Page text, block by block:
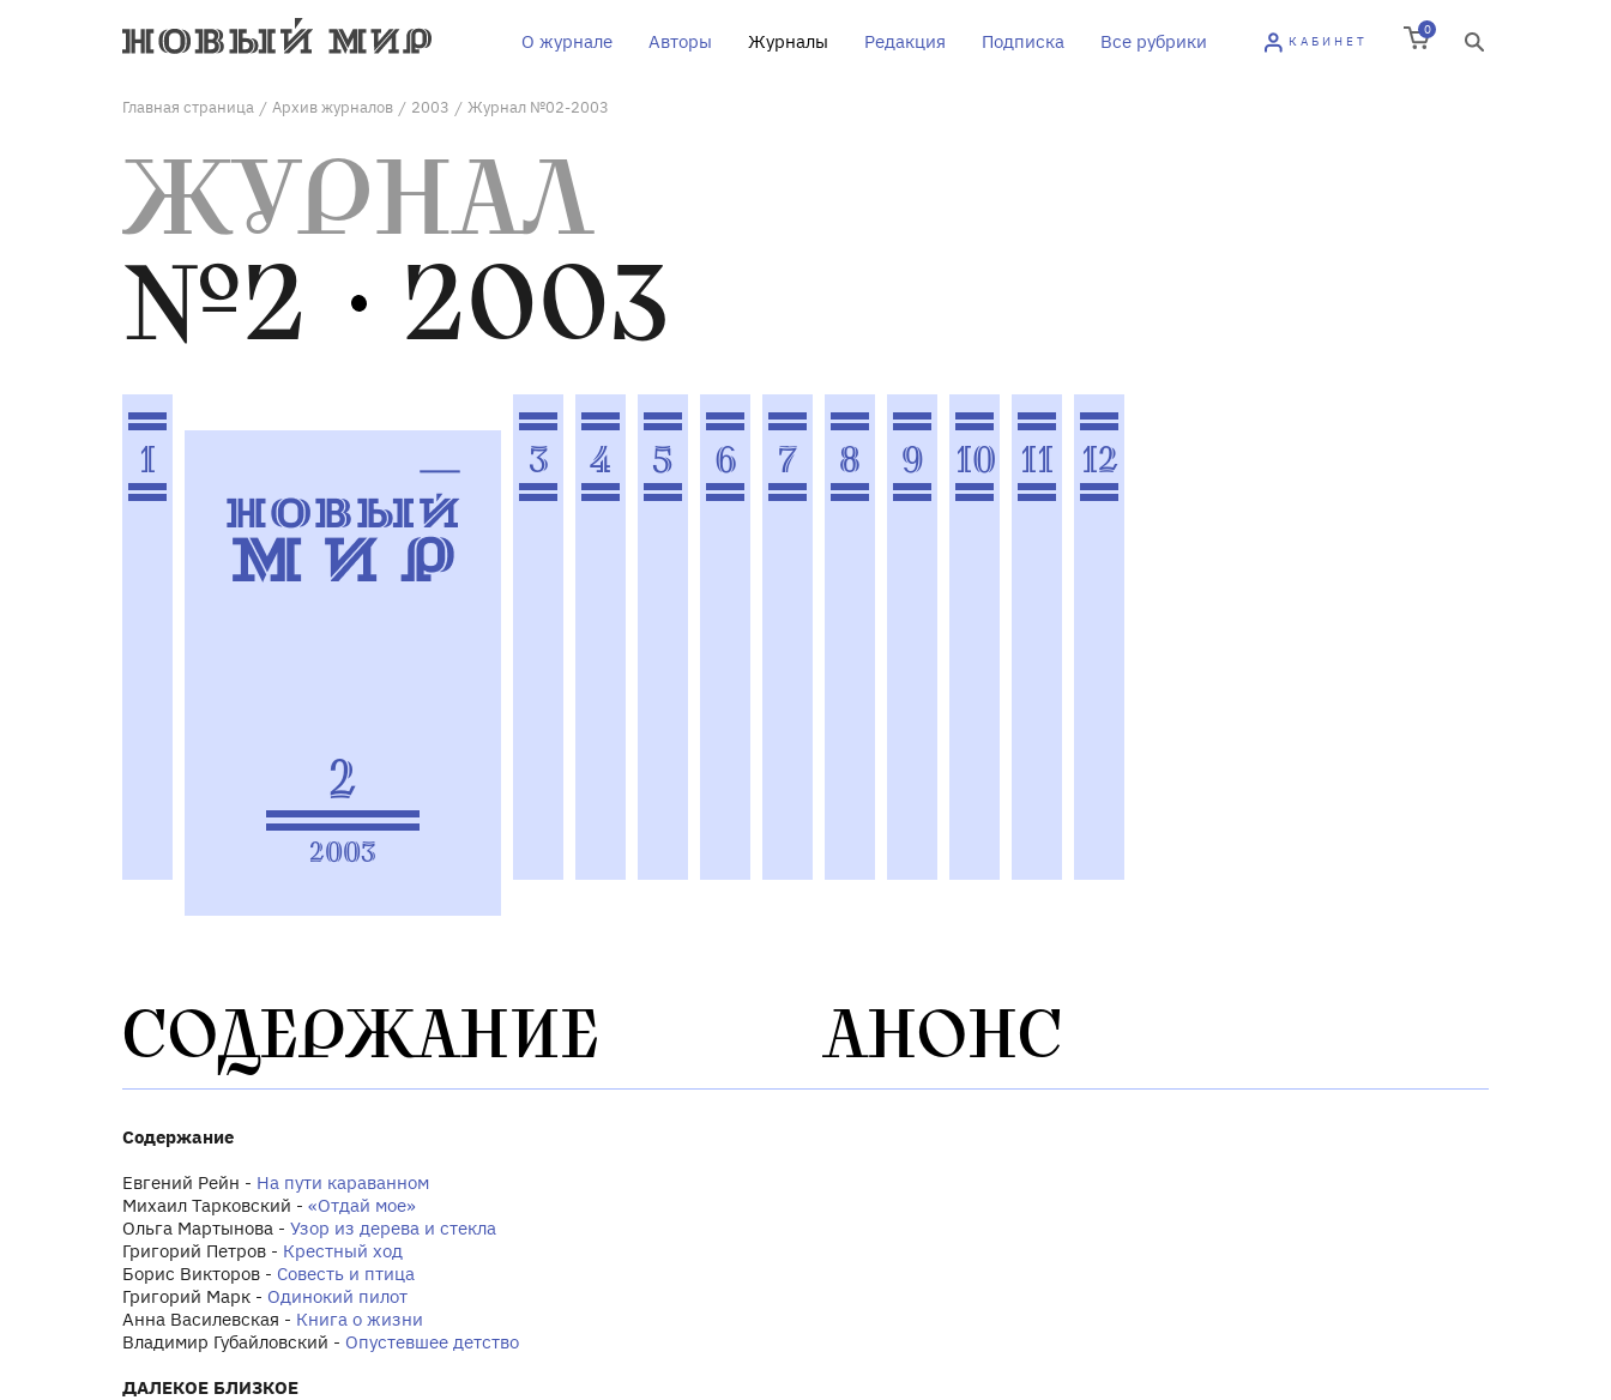
О журнале Авторы Журналы Редакция Подписка Все рубрики КАБИНЕТ
0
Главная страница / Архив журналов / 2003 / Журнал №02-2003
ЖУРНАЛ
№2
2003
1
2
2003
3 4 5 6 7 8 9 10 11 12
СОДЕРЖАНИЕ
Содержание
Евгений Рейн - На пути караванном
Михаил Тарковский - «Отдай мое»
Ольга Мартынова - Узор из дерева и стекла
Григорий Петров - Крестный ход
Борис Викторов - Совесть и птица
Григорий Марк - Одинокий пилот
Анна Василевская - Книга о жизни
Владимир Губайловский - Опустевшее детство
ДАЛЕКОЕ БЛИЗКОЕ
АНОНС